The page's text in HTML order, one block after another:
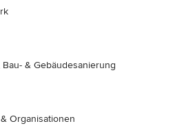
& Gebäudesanierung
Organisationen